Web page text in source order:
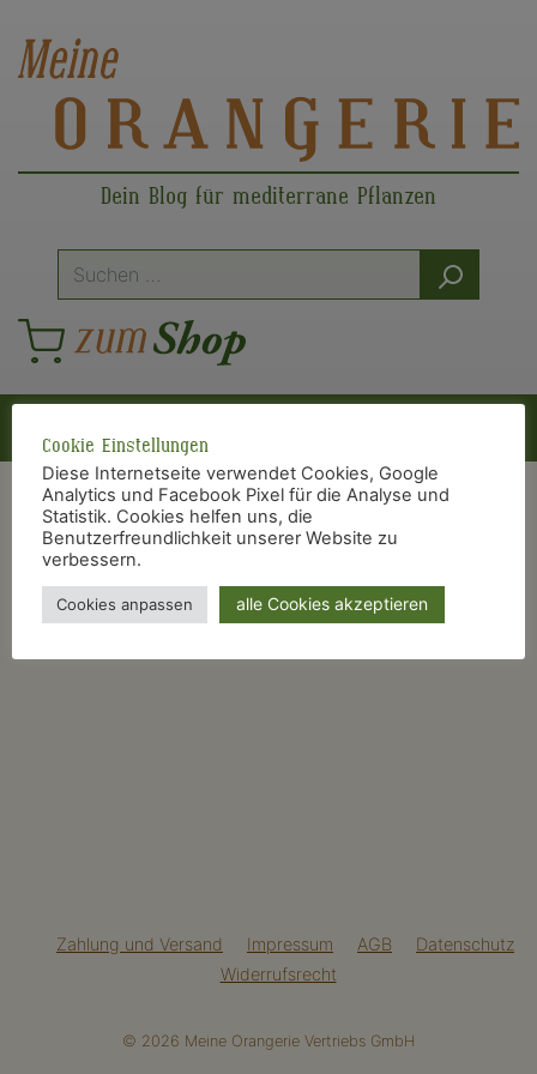
Dein Blog für mediterrane Pflanzen
Suche
nach:
Hauptnavigation
Zahlung und Versand Impressum AGB
Datenschutz
Widerrufsrecht
© 2026 Meine Orangerie Vertriebs GmbH
Cookie Einstellungen
Diese Internetseite verwendet Cookies, Google
Analytics und Facebook Pixel für die Analyse und
Statistik. Cookies helfen uns, die
Benutzerfreundlichkeit unserer Website zu
verbessern.
Cookies anpassen alle Cookies akzeptieren